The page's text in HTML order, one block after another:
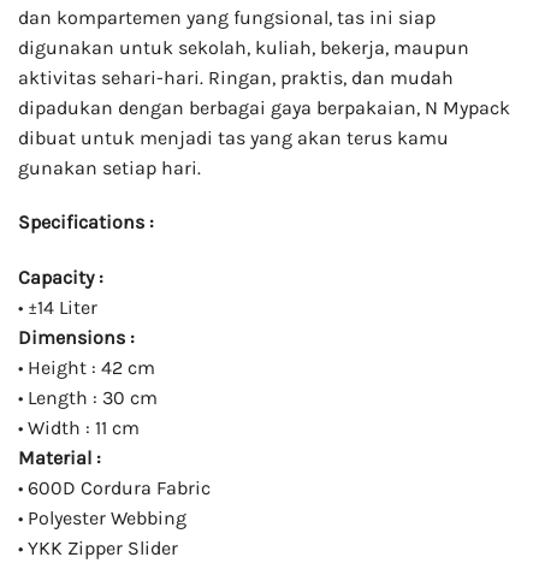
dan kompartemen yang fungsional, tas ini siap
digunakan untuk sekolah, kuliah, bekerja, maupun
aktivitas sehari-hari. Ringan, praktis, dan mudah
dipadukan dengan berbagai gaya berpakaian, N Mypack
dibuat untuk menjadi tas yang akan terus kamu
gunakan setiap hari.
Specifications :
Capacity :
• ±14 Liter
Dimensions :
• Height : 42 cm
• Length : 30 cm
• Width : 11 cm
Material :
• 600D Cordura Fabric
• Polyester Webbing
• YKK Zipper Slider